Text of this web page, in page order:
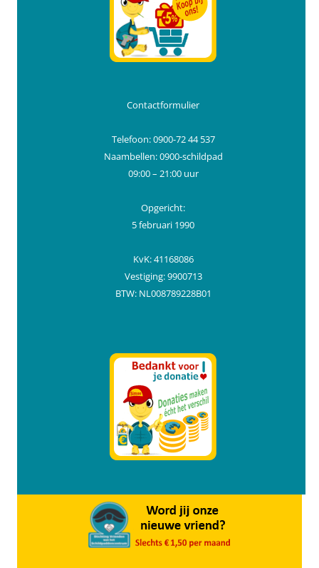
Contactformulier
Telefoon: 0900-72 44 537
Naambellen: 0900-schildpad
09:00 – 21:00 uur
Opgericht:
5 februari 1990
KvK: 41168086
Vestiging: 9900713
BTW: NL008789228B01